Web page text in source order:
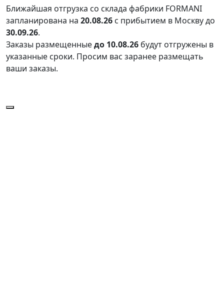
Ближайшая отгрузка со склада фабрики FORMANI
запланирована на 20.08.26 с прибытием в Москву до
30.09.26.
Заказы размещенныедо 10.08.26 будут отгружены в
указанные сроки. Просим вас заранее размещать
ваши заказы.